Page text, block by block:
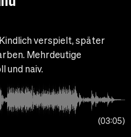
verspielt, später
Mehrdeutige
und naiv.
03:05